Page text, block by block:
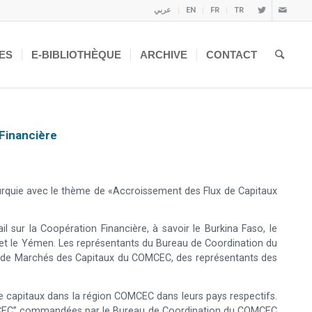
عربي EN FR TR
E-BIBLIOTHÈQUE ARCHIVE CONTACT
avec le thème de «Accroissement des Flux de Capitaux
la Coopération Financière, à savoir le Burkina Faso, le
le Yémen. Les représentants du Bureau de Coordination du
Marchés des Capitaux du COMCEC, des représentants des
dans la région COMCEC dans leurs pays respectifs.